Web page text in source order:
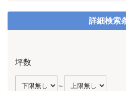
詳細検索
坪数
～